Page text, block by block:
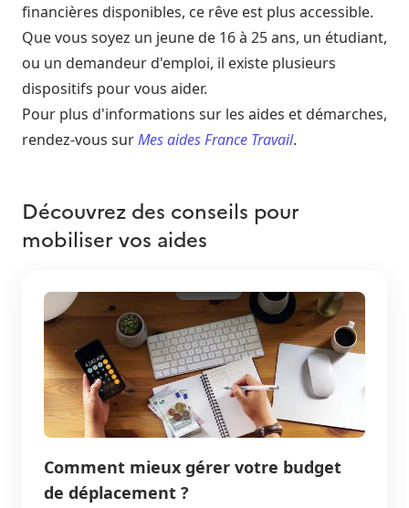
financières disponibles, ce rêve est plus accessible.
Que vous soyez un jeune de 16 à 25 ans, un étudiant,
ou un demandeur d'emploi, il existe plusieurs
dispositifs pour vous aider.
Pour plus d'informations sur les aides et démarches,
rendez-vous surMes aides France Travail.
Découvrez des conseils pour
mobiliser vos aides
Comment mieux gérer votre budget
de déplacement ?